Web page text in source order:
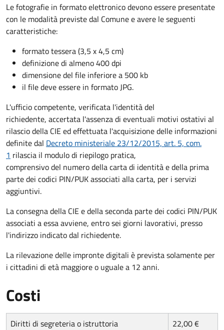
Le fotografie in formato elettronico devono essere presentate
con le modalità previste dal Comune e avere le seguenti
caratteristiche:
formato tessera (3,5 x 4,5 cm)
definizione di almeno 400 dpi
dimensione del file inferiore a 500 kb
il file deve essere in formato JPG.
L'ufficio competente, verificata l'identità del
richiedente, accertata l'assenza di eventuali motivi ostativi al
rilascio della CIE ed effettuata l'acquisizione delle informazioni
definite dal Decreto ministeriale 23/12/2015, art. 5, com.
1 rilascia il modulo di riepilogo pratica,
comprensivo del numero della carta di identità e della prima
parte dei codici PIN/PUK associati alla carta, per i servizi
aggiuntivi.
La consegna della CIE e della seconda parte dei codici PIN/PUK
associati a essa avviene, entro sei giorni lavorativi, presso
l'indirizzo indicato dal richiedente.
La rilevazione delle impronte digitali è prevista solamente per
i cittadini di età maggiore o uguale a 12 anni.
Costi
Diritti di segreteria o istruttoria
22,00 €